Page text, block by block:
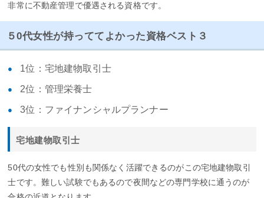
非常に不動産管理で優遇される資格です。
５0代女性が持っててよかった資格ベスト３
1位：宅地建物取引士
2位：管理栄養士
3位：ファイナンシャルプランナー
宅地建物取引士
50代の女性でも性別も関係なく活躍できるのがこの宅地建物取引
士です。難しい試験でもあるので夜間などの専門学校に通うのが